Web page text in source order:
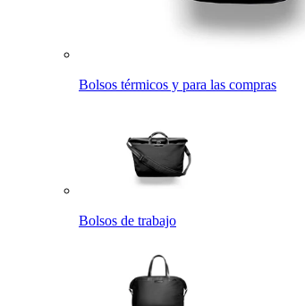
Bolsos térmicos y para las compras
Bolsos de trabajo